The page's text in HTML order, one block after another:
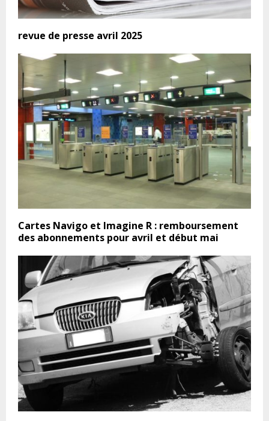
revue de presse avril 2025
Cartes Navigo et Imagine R : remboursement
des abonnements pour avril et début mai